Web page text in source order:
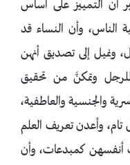
أن التمييز على أساس
الناس، وأن النساء قد
ونميل إلى تصديق أنهن
وتمكنَّ من تحقيق
والجنسية والعاطفية،
وأعدن تعريف العلم
أنفسهن كمبدعات، وأن